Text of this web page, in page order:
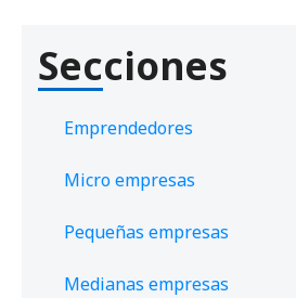
Secciones
Emprendedores
Micro empresas
Pequeñas empresas
Medianas empresas